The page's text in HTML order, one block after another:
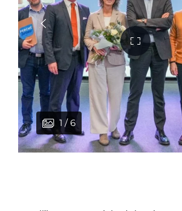
1 / 6
2 / 6
3 / 6
4 / 6
5 / 6
6 / 6